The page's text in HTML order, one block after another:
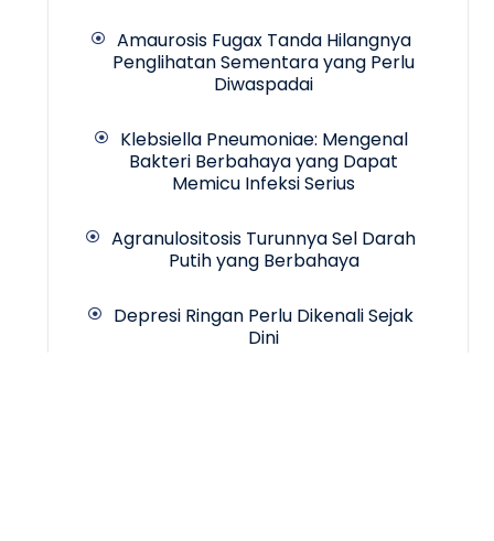
Amaurosis Fugax Tanda Hilangnya
Penglihatan Sementara yang Perlu
Diwaspadai
Klebsiella Pneumoniae: Mengenal
Bakteri Berbahaya yang Dapat
Memicu Infeksi Serius
Agranulositosis Turunnya Sel Darah
Putih yang Berbahaya
Depresi Ringan Perlu Dikenali Sejak
Dini